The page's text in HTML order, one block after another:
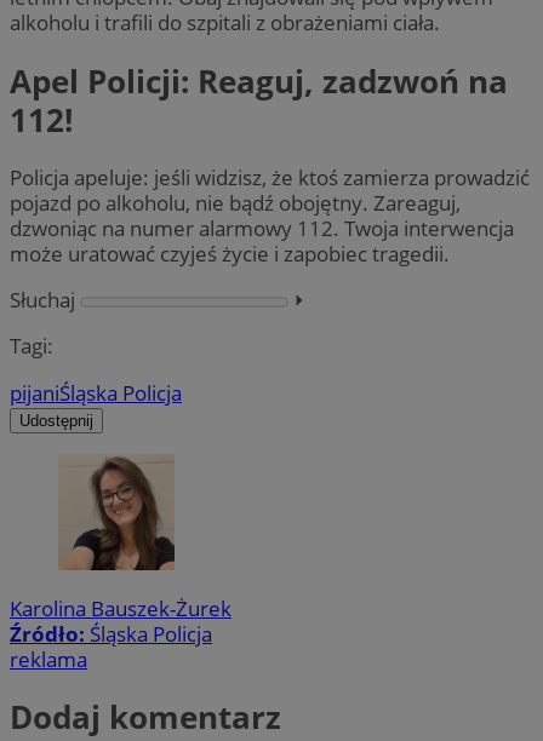
alkoholu i trafili do szpitali z obrażeniami ciała.
Apel Policji: Reaguj, zadzwoń na
112!
Policja apeluje: jeśli widzisz, że ktoś zamierza prowadzić
pojazd po alkoholu, nie bądź obojętny. Zareaguj,
dzwoniąc na numer alarmowy 112. Twoja interwencja
może uratować czyjeś życie i zapobiec tragedii.
Słuchaj
⏵︎
Tagi:
pijaniŚląska Policja
Udostępnij
Karolina Bauszek-Żurek
Źródło: Śląska Policja
reklama
Dodaj komentarz